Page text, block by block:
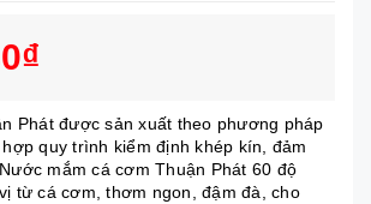
Phát được sản xuất theo phương pháp
quy trình kiểm định khép kín, đảm
mắm cá cơm Thuận Phát 60 độ
từ cá cơm, thơm ngon, đậm đà, cho